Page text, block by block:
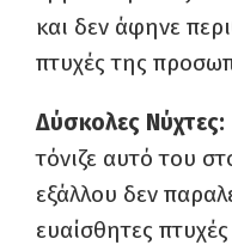
και δεν άφηνε
πτυχές της
Δύσκολες Νύχτες:
τόνιζε αυτό του
εξάλλου δεν
ευαίσθητες